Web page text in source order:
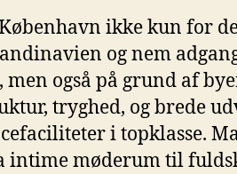
ikke kun for
og nem
også på grund af
tryghed, og brede
i topklasse.
møderum til